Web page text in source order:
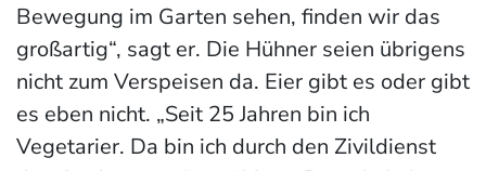
Bewegung im Garten sehen, finden wir das
großartig“, sagt er. Die Hühner seien übrigens
nicht zum Verspeisen da. Eier gibt es oder gibt
es eben nicht. „Seit 25 Jahren bin ich
Vegetarier. Da bin ich durch den Zivildienst